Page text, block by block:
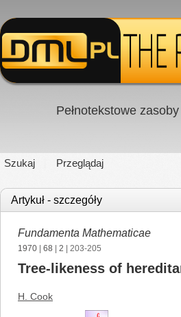
Pełnotekstowe
Szukaj Przeglądaj
Artykuł - szczegóły
Fundamenta Mathematicae
1970 68 2 | 203-205
Tree-likeness of
H. Cook